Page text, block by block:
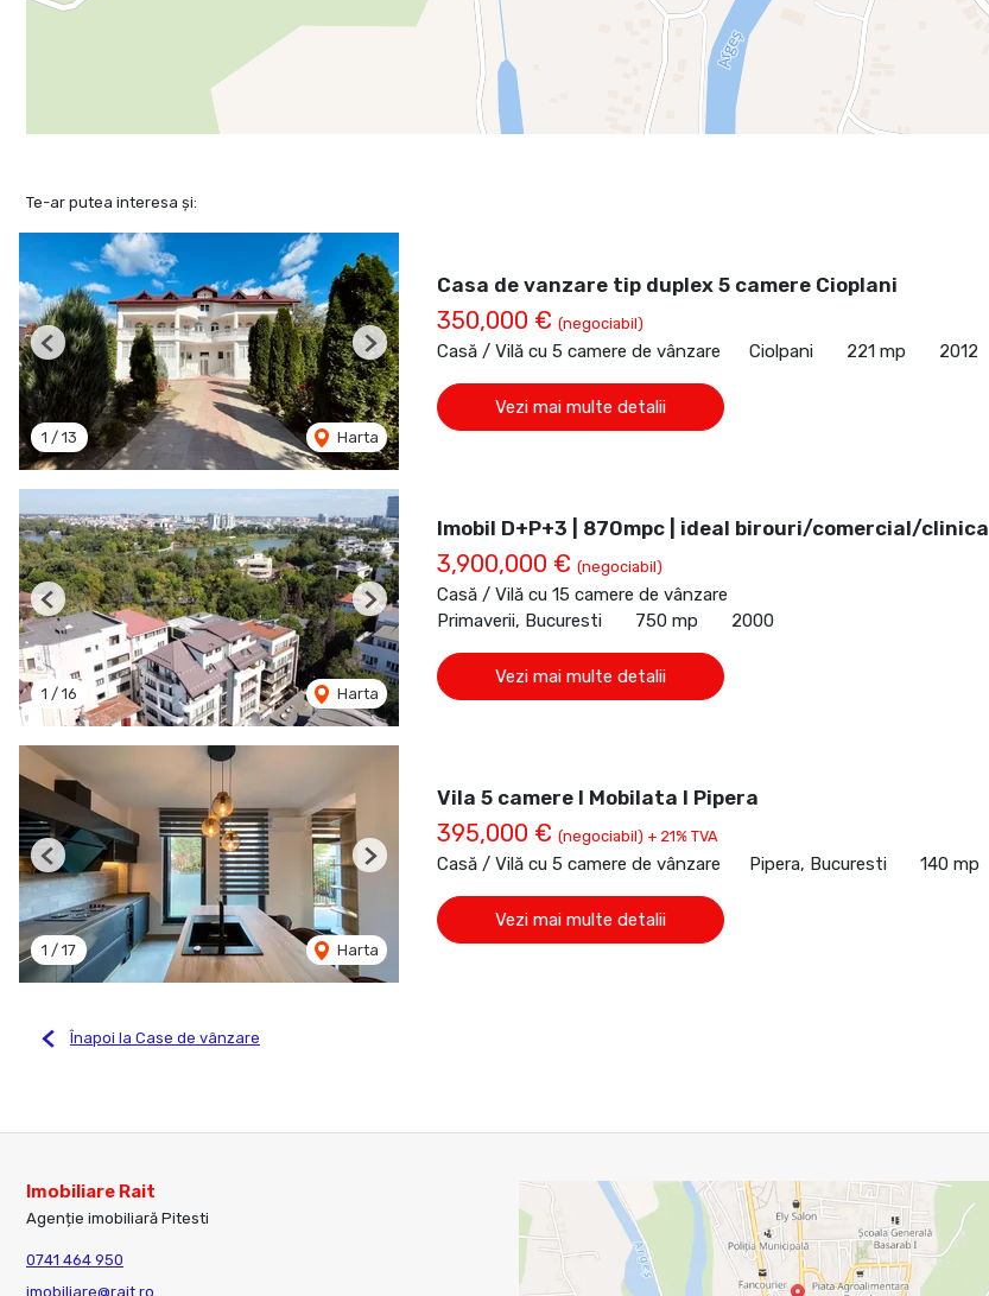
Te-ar putea interesa și:
1 / 13 Harta
Previous Next
Casa de vanzare tip duplex 5 camere Cioplani
350,000 € (negociabil)
Casă / Vilă cu 5 camere de vânzare Ciolpani 221 mp 2012
Vezi mai multe detalii
1 / 16 Harta
Previous Next
Imobil D+P+3 | 870mpc | ideal birouri/comercial/clinica
3,900,000 € (negociabil)
Casă / Vilă cu 15 camere de vânzare
Primaverii, Bucuresti
750 mp 2000
Vezi mai multe detalii
1 / 17 Harta
Previous Next
Vila 5 camere I Mobilata I Pipera
395,000 € (negociabil) + 21% TVA
Casă / Vilă cu 5 camere de vânzare Pipera, Bucuresti 140 mp
Vezi mai multe detalii
Înapoi la Case de vânzare
Imobiliare Rait
Agenție imobiliară Pitesti
0741 464 950
imobiliare@rait.ro